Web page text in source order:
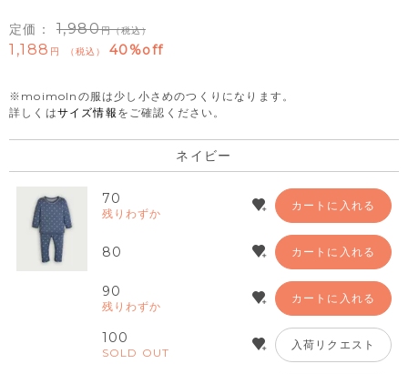
定価： 1,980 （税込）
1,188 税込 40%off
※moimolnの服は少し小さめのつくりになります。
詳しくはサイズ情報 をご確認ください。
ネイビー
70
残りわずか
カートに入れる
80 カートに入れる
90
残りわずか
カートに入れる
100
SOLD OUT
入荷リクエスト